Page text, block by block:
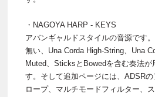
・NAGOYA HARP - KEYS
アバンギャルドスタイルの音源です
無い、Una Corda High-String、Una
Muted、SticksとBowedを含む奏法
す。そして追加ページには、ADSR
ロープ、マルチモードフィルター、